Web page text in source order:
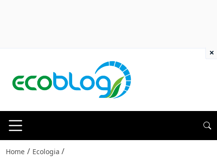
Home / Ecologia /
×